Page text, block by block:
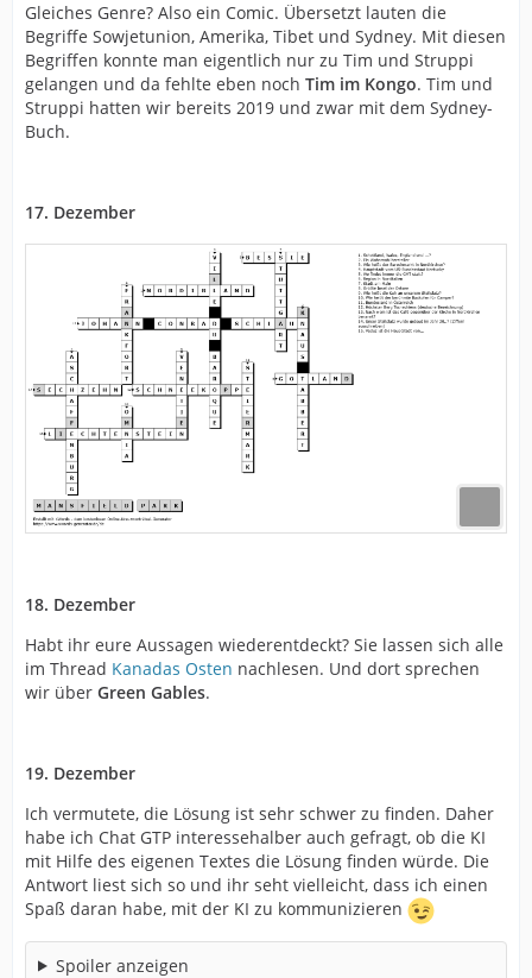
Gleiches Genre? Also ein Comic. Übersetzt lauten die
Begriffe Sowjetunion, Amerika, Tibet und Sydney. Mit diesen
Begriffen konnte man eigentlich nur zu Tim und Struppi
gelangen und da fehlte eben noch Tim im Kongo. Tim und
Struppi hatten wir bereits 2019 und zwar mit dem Sydney-
Buch.
17. Dezember
18. Dezember
Habt ihr eure Aussagen wiederentdeckt? Sie lassen sich alle
im Thread Kanadas Osten nachlesen. Und dort sprechen
wir über Green Gables.
19. Dezember
Ich vermutete, die Lösung ist sehr schwer zu finden. Daher
habe ich Chat GTP interessehalber auch gefragt, ob die KI
mit Hilfe des eigenen Textes die Lösung finden würde. Die
Antwort liest sich so und ihr seht vielleicht, dass ich einen
Spaß daran habe, mit der KI zu kommunizieren
Spoiler anzeigen